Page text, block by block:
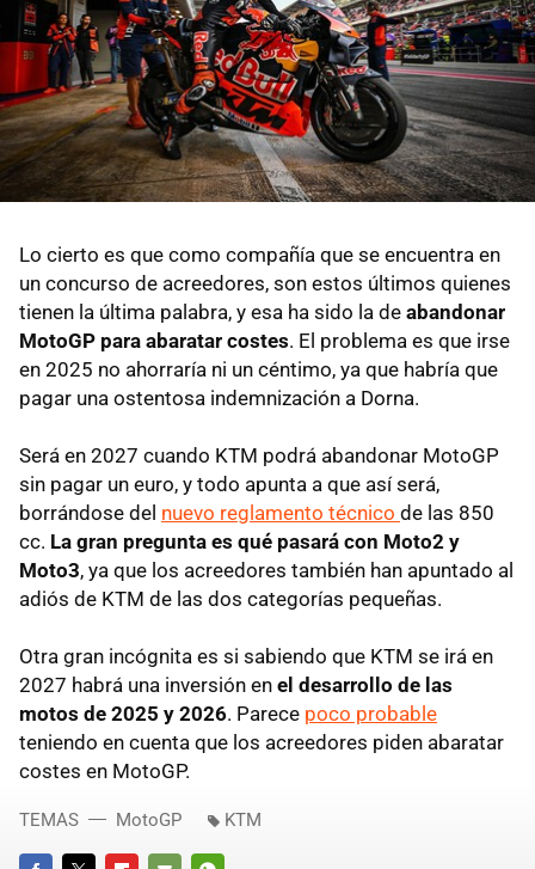
Lo cierto es que como compañía que se encuentra en
un concurso de acreedores, son estos últimos quienes
tienen la última palabra, y esa ha sido la de abandonar
MotoGP para abaratar costes. El problema es que irse
en 2025 no ahorraría ni un céntimo, ya que habría que
pagar una ostentosa indemnización a Dorna.
Será en 2027 cuando KTM podrá abandonar MotoGP
sin pagar un euro, y todo apunta a que así será,
borrándose del nuevo reglamento técnico de las 850
cc. La gran pregunta es qué pasará con Moto2 y
Moto3, ya que los acreedores también han apuntado al
adiós de KTM de las dos categorías pequeñas.
Otra gran incógnita es si sabiendo que KTM se irá en
2027 habrá una inversión en el desarrollo de las
motos de 2025 y 2026. Parece poco probable
teniendo en cuenta que los acreedores piden abaratar
costes en MotoGP.
TEMAS MotoGP KTM